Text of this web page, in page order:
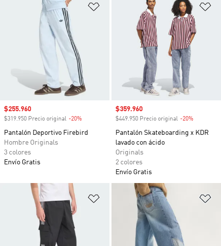
Añadir a la lista de deseos
Precio de venta
$255.960
$319.950 Precio original -20%
Pantalón Deportivo Firebird
Hombre Originals
3 colores
Envío Gratis
Precio de venta
$359.960
$449.950 Precio original -20%
Pantalón Skateboarding x KDR
lavado con ácido
Originals
2 colores
Envío Gratis
Añadir a la lista de deseos